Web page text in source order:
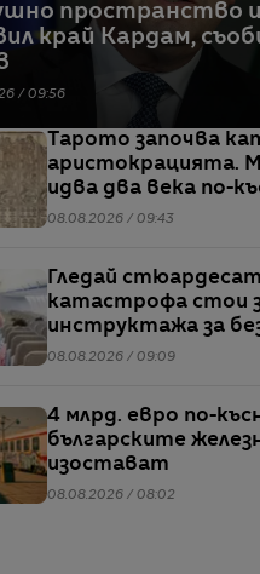
пространство и
край Кардам,
/ 09:56
Тарото започва
аристокрацията.
идва два века по-
08.08.2026 / 09:43
Гледай
катастрофа стои
инструктажа за
08.08.2026 / 09:09
4 млрд. евро по-
българските
изостават
08.08.2026 / 08:02